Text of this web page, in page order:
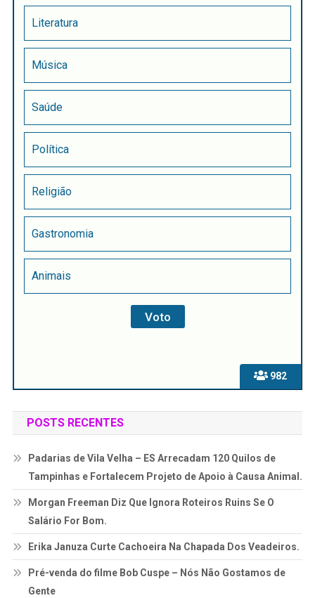
982
Literatura
Música
Saúde
Política
Religião
Gastronomia
Animais
POSTS RECENTES
Padarias de Vila Velha – ES Arrecadam 120 Quilos de
Tampinhas e Fortalecem Projeto de Apoio à Causa Animal.
Morgan Freeman Diz Que Ignora Roteiros Ruins Se O
Salário For Bom.
Erika Januza Curte Cachoeira Na Chapada Dos Veadeiros.
Pré-venda do filme Bob Cuspe – Nós Não Gostamos de
Gente